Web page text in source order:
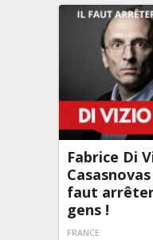
Fabrice Di
faut
gens !
FRANCE